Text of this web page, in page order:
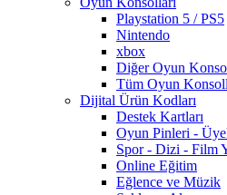
Playstation 5 / PS5
Nintendo
xbox
Diğer Oyun
Tüm Oyun
Dijital Ürün Kodları
Destek Kartları
Oyun Pinleri -
Spor - Dizi - Film
Online Eğitim
Eğlence ve Müzik